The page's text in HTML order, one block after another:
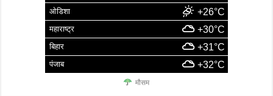
ओडिशा +26°C
महाराष्ट्र +30°C
बिहार +31°C
पंजाब +32°C
मौसम